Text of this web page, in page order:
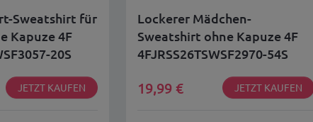
Sweatshirt für
Kapuze 4F
20S
JETZT KAUFEN
Lockerer Mädchen-
Sweatshirt ohne Kapuze 4F
4FJRSS26TSWSF2970-54S
19,99 € JETZT KAUFEN